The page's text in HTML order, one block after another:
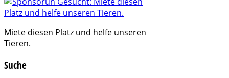
Miete diesen Platz und helfe unseren
Tieren.
Suche